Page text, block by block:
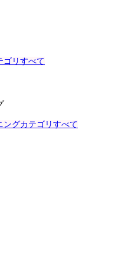
ゴリすべて
ングカテゴリすべて